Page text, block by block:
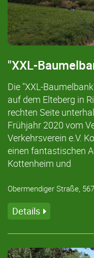
"XXL-
Die "XXL-
auf dem Elteberg in
rechten Seite
Frühjahr 2020 vom
Verkehrsverein e.V.
einen fantastischen
Kottenheim und
Obermendiger Straße,
Details